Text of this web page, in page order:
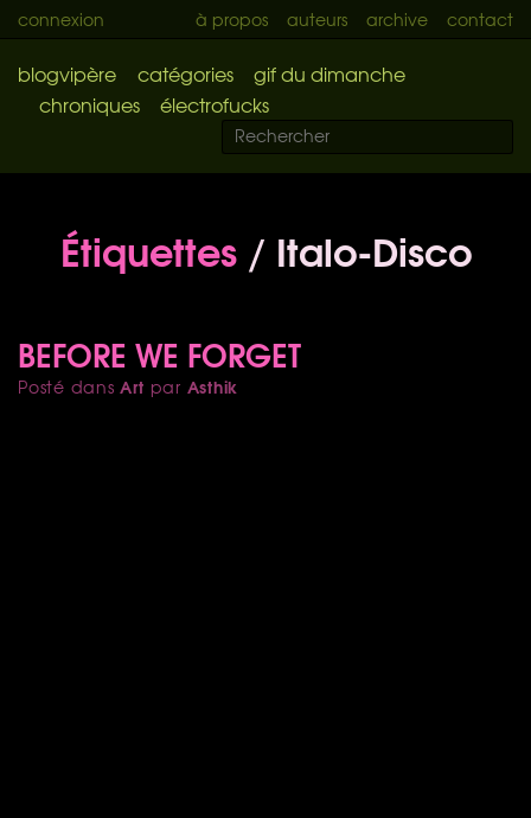
connexion à propos auteurs archive contact
blogvipère catégories
gif du dimanche
chroniques
électrofucks
Étiquettes/ Italo-Disco
BEFORE WE FORGET
Posté dansArt par Asthik